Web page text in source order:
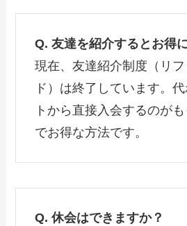
Q. 友達を紹介するとお得
現在、友達紹介制度（リ
ド）は終了しています。
トから直接入会するのが
でお得な方法です。
Q. 休会はできますか？